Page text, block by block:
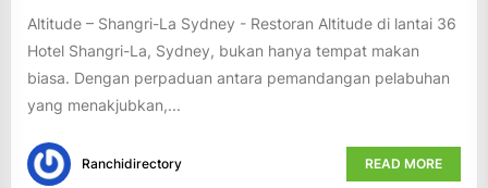
Altitude – Shangri-La Sydney - Restoran Altitude di lantai 36
Hotel Shangri-La, Sydney, bukan hanya tempat makan
biasa. Dengan perpaduan antara pemandangan pelabuhan
yang menakjubkan,...
Ranchidirectory READ MORE